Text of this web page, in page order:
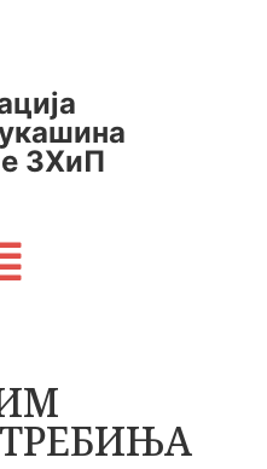
ЗХиП